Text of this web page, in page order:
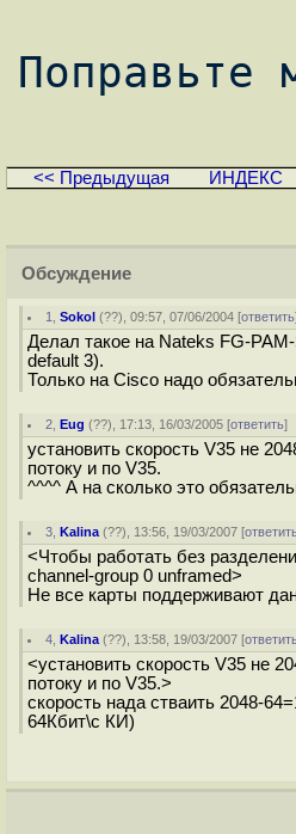
<< Предыдущая ИНДЕКС
Обсуждение
1,Sokol (??), 09:57, 07/06/2004 [ответить
Делал такое на Nateks FG-
default 3).
Только на Cisco надо
2, Eug (??), 17:13, 16/03/2005 [ответить]
установить скорость V35 не
потоку и по V35.
^^^^ А на сколько это
3, Kalina(??), 13:56, 19/03/2007 [
<Чтобы работать без
channel-group 0 unframed>
Не все карты поддерживают
4, Kalina(??), 13:58, 19/03/2007 [
<установить скорость V35 не
потоку и по V35.>
скорость нада стваить 2048-
64Кбит\с КИ)